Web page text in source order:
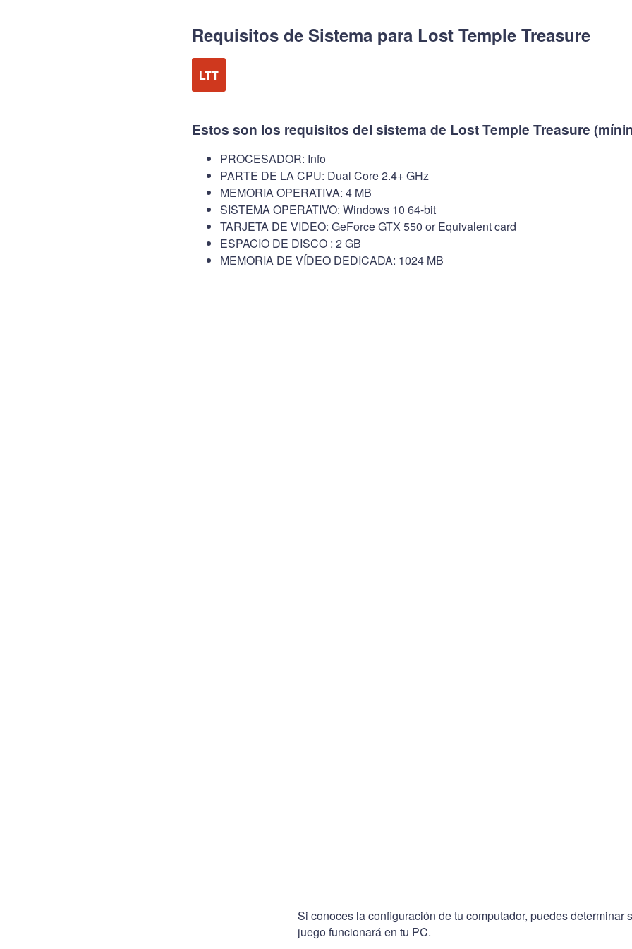
Requisitos de Sistema para Lost Temple Treasure
LTT
Estos son los requisitos del sistema de Lost Temple Treasure
PROCESADOR: Info
PARTE DE LA CPU: Dual Core 2.4+ GHz
MEMORIA OPERATIVA: 4 MB
SISTEMA OPERATIVO: Windows 10 64-bit
TARJETA DE VIDEO: GeForce GTX 550 or Equivalent card
ESPACIO DE DISCO : 2 GB
MEMORIA DE VÍDEO DEDICADA: 1024 MB
Si conoces la configuración de tu computador, puedes determinar
juego funcionará en tu PC.